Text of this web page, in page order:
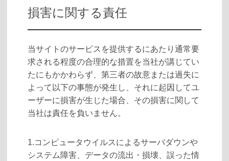
損害に関する責任
当サイトのサービスを提供するにあたり通常要
求される程度の合理的な措置を当社が講じてい
たにもかかわらず、第三者の故意または過失に
よって以下の事態が発生し、それに起因してユ
ーザーに損害が生じた場合、その損害に関して
当社は責任を負いません。
1.コンピュータウイルスによるサーバダウンや
システム障害、データの流出・損壊、誤った情